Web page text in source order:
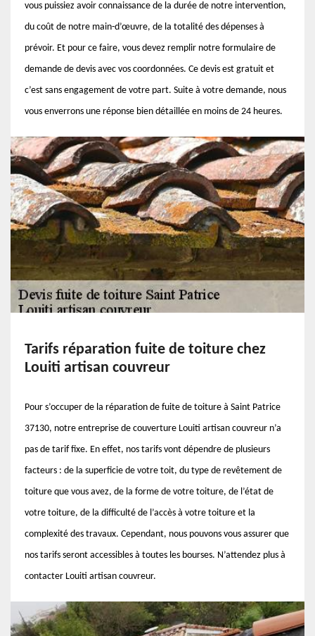
vous puissiez avoir connaissance de la durée de notre intervention,
du coût de notre main-d’œuvre, de la totalité des dépenses à
prévoir. Et pour ce faire, vous devez remplir notre formulaire de
demande de devis avec vos coordonnées. Ce devis est gratuit et
c’est sans engagement de votre part. Suite à votre demande, nous
vous enverrons une réponse bien détaillée en moins de 24 heures.
Tarifs réparation fuite de toiture chez
Louiti artisan couvreur
Pour s’occuper de la réparation de fuite de toiture à Saint Patrice
37130, notre entreprise de couverture Louiti artisan couvreur n’a
pas de tarif fixe. En effet, nos tarifs vont dépendre de plusieurs
facteurs : de la superficie de votre toit, du type de revêtement de
toiture que vous avez, de la forme de votre toiture, de l’état de
votre toiture, de la difficulté de l’accès à votre toiture et la
complexité des travaux. Cependant, nous pouvons vous assurer que
nos tarifs seront accessibles à toutes les bourses. N’attendez plus à
contacter Louiti artisan couvreur.